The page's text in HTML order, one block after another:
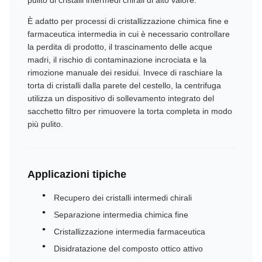
È adatto per processi di cristallizzazione chimica fine e
farmaceutica intermedia in cui è necessario controllare
la perdita di prodotto, il trascinamento delle acque
madri, il rischio di contaminazione incrociata e la
rimozione manuale dei residui. Invece di raschiare la
torta di cristalli dalla parete del cestello, la centrifuga
utilizza un dispositivo di sollevamento integrato del
sacchetto filtro per rimuovere la torta completa in modo
più pulito.
Applicazioni tipiche
Recupero dei cristalli intermedi chirali
Separazione intermedia chimica fine
Cristallizzazione intermedia farmaceutica
Disidratazione del composto ottico attivo